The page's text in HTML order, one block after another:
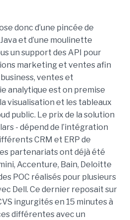
donc d’une pincée de
et d’une moulinette
un support des API pour
marketing et ventes afin
ventes et
analytique est on premise
visualisation et les tableaux
public. Le prix de la solution
- dépend de l’intégration
CRM et ERP de
partenariats ont déjà été
Accenture, Bain, Deloitte
POC réalisés pour plusieurs
Dell. Ce dernier reposait sur
ingurgités en 15 minutes à
différentes avec un